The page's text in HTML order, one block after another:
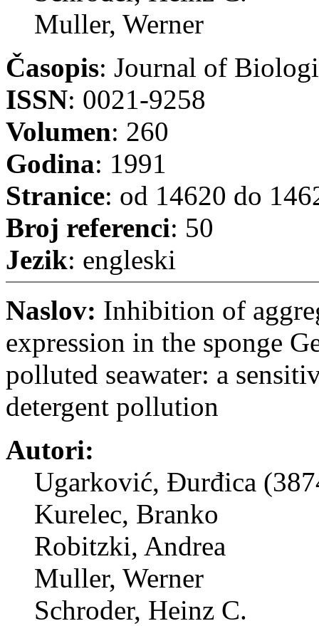
Muller, Werner
Časopis: Journal of
ISSN: 0021-9258
Volumen: 260
Godina: 1991
Stranice: od 14620 do
Broj referenci: 50
Jezik: engleski
Naslov: Inhibition of
expression in the sponge
polluted seawater: a
detergent pollution
Autori:
Ugarković, Đurđica
Kurelec, Branko
Robitzki, Andrea
Muller, Werner
Schroder, Heinz C.